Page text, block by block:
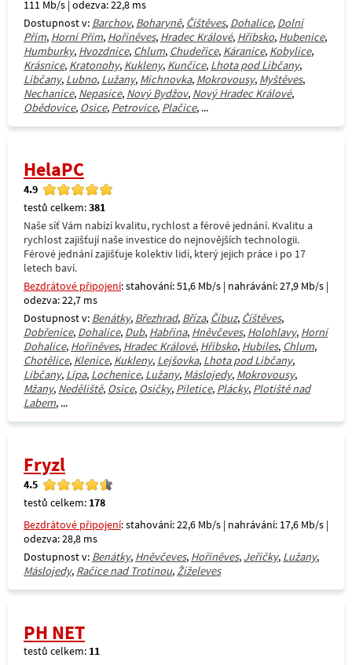
111 Mb/s | odezva: 22,8 ms
Dostupnost v: Barchov, Boharyně, Číštěves, Dohalice, Dolní
Přím, Horní Přím, Hořiněves, Hradec Králové, Hřibsko, Hubenice,
Humburky, Hvozdnice, Chlum, Chudeřice, Káranice, Kobylice,
Krásnice, Kratonohy, Kukleny, Kunčice, Lhota pod Libčany,
Libčany, Lubno, Lužany, Michnovka, Mokrovousy, Myštěves,
Nechanice, Nepasice, Nový Bydžov, Nový Hradec Králové,
Obědovice, Osice, Petrovice, Plačice, ...
HelaPC
4.9
testů celkem:381
Naše síť Vám nabízí kvalitu, rychlost a férové jednání. Kvalitu a
rychlost zajišťují naše investice do nejnovějších technologii.
Férové jednání zajišťuje kolektiv lidí, který jejich práce i po 17
letech baví.
Bezdrátové připojení: stahování: 51,6 Mb/s | nahrávání: 27,9 Mb/s |
odezva: 22,7 ms
Dostupnost v: Benátky, Březhrad, Bříza, Číbuz, Číštěves,
Dobřenice, Dohalice, Dub, Habřina, Hněvčeves, Holohlavy, Horní
Dohalice, Hořiněves, Hradec Králové, Hřibsko, Hubíles, Chlum,
Chotělice, Klenice, Kukleny, Lejšovka, Lhota pod Libčany,
Libčany, Lípa, Lochenice, Lužany, Máslojedy, Mokrovousy,
Mžany, Neděliště, Osice, Osičky, Piletice, Plácky, Plotiště nad
Labem, ...
Fryzl
4.5
testů celkem: 178
Bezdrátové připojení: stahování: 22,6 Mb/s | nahrávání: 17,6 Mb/s |
odezva: 28,8 ms
Dostupnost v: Benátky, Hněvčeves, Hořiněves, Jeřičky, Lužany,
Máslojedy, Račice nad Trotinou,Žíželeves
PH NET
testů celkem: 11